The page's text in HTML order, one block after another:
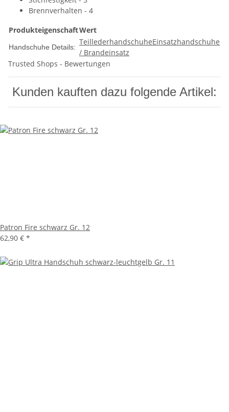
Brennverhalten - 4
ProdukteigenschaftWert
Handschuhe Details:
TeillederhandschuheEinsatzhandschuhe
/ Brandeinsatz
Trusted Shops - Bewertungen
Kunden kauften dazu folgende Artikel:
Patron Fire schwarz Gr. 12
62,90 € *